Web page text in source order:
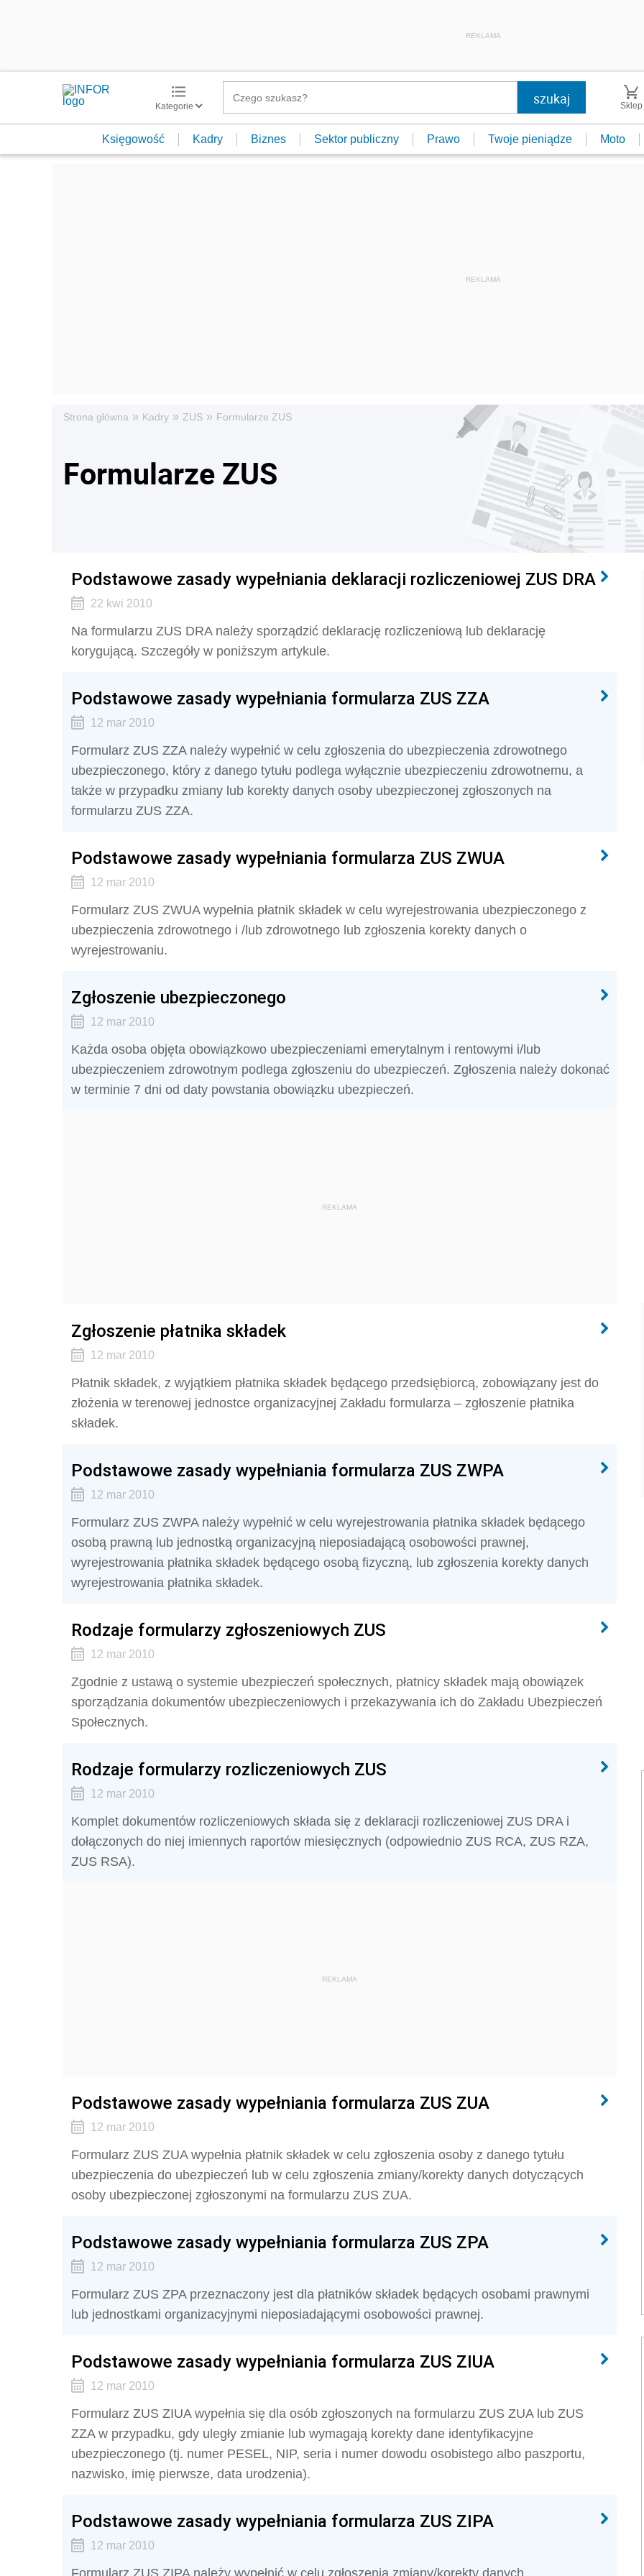
REKLAMA
Kategorie Sklep
Księgowość Kadry Biznes Sektor publiczny Prawo Twoje pieniądze Moto
Strona główna » Kadry » ZUS » Formularze ZUS
Formularze ZUS
Podstawowe zasady wypełniania deklaracji rozliczeniowej ZUS DRA
22 kwi 2010
Na formularzu ZUS DRA należy sporządzić deklarację rozliczeniową lub deklarację
korygującą. Szczegóły w poniższym artykule.
Podstawowe zasady wypełniania formularza ZUS ZZA
12 mar 2010
Formularz ZUS ZZA należy wypełnić w celu zgłoszenia do ubezpieczenia zdrowotnego
ubezpieczonego, który z danego tytułu podlega wyłącznie ubezpieczeniu zdrowotnemu, a
także w przypadku zmiany lub korekty danych osoby ubezpieczonej zgłoszonych na
formularzu ZUS ZZA.
Podstawowe zasady wypełniania formularza ZUS ZWUA
12 mar 2010
Formularz ZUS ZWUA wypełnia płatnik składek w celu wyrejestrowania ubezpieczonego z
ubezpieczenia zdrowotnego i /lub zdrowotnego lub zgłoszenia korekty danych o
wyrejestrowaniu.
Zgłoszenie ubezpieczonego
12 mar 2010
Każda osoba objęta obowiązkowo ubezpieczeniami emerytalnym i rentowymi i/lub
ubezpieczeniem zdrowotnym podlega zgłoszeniu do ubezpieczeń. Zgłoszenia należy dokonać
w terminie 7 dni od daty powstania obowiązku ubezpieczeń.
REKLAMA
Zgłoszenie płatnika składek
12 mar 2010
Płatnik składek, z wyjątkiem płatnika składek będącego przedsiębiorcą, zobowiązany jest do
złożenia w terenowej jednostce organizacyjnej Zakładu formularza – zgłoszenie płatnika
składek.
Podstawowe zasady wypełniania formularza ZUS ZWPA
12 mar 2010
Formularz ZUS ZWPA należy wypełnić w celu wyrejestrowania płatnika składek będącego
osobą prawną lub jednostką organizacyjną nieposiadającą osobowości prawnej,
wyrejestrowania płatnika składek będącego osobą fizyczną, lub zgłoszenia korekty danych
wyrejestrowania płatnika składek.
Rodzaje formularzy zgłoszeniowych ZUS
12 mar 2010
Zgodnie z ustawą o systemie ubezpieczeń społecznych, płatnicy składek mają obowiązek
sporządzania dokumentów ubezpieczeniowych i przekazywania ich do Zakładu Ubezpieczeń
Społecznych.
Rodzaje formularzy rozliczeniowych ZUS
12 mar 2010
Komplet dokumentów rozliczeniowych składa się z deklaracji rozliczeniowej ZUS DRA i
dołączonych do niej imiennych raportów miesięcznych (odpowiednio ZUS RCA, ZUS RZA,
ZUS RSA).
REKLAMA
Podstawowe zasady wypełniania formularza ZUS ZUA
12 mar 2010
Formularz ZUS ZUA wypełnia płatnik składek w celu zgłoszenia osoby z danego tytułu
ubezpieczenia do ubezpieczeń lub w celu zgłoszenia zmiany/korekty danych dotyczących
osoby ubezpieczonej zgłoszonymi na formularzu ZUS ZUA.
Podstawowe zasady wypełniania formularza ZUS ZPA
12 mar 2010
Formularz ZUS ZPA przeznaczony jest dla płatników składek będących osobami prawnymi
lub jednostkami organizacyjnymi nieposiadającymi osobowości prawnej.
Podstawowe zasady wypełniania formularza ZUS ZIUA
12 mar 2010
Formularz ZUS ZIUA wypełnia się dla osób zgłoszonych na formularzu ZUS ZUA lub ZUS
ZZA w przypadku, gdy uległy zmianie lub wymagają korekty dane identyfikacyjne
ubezpieczonego (tj. numer PESEL, NIP, seria i numer dowodu osobistego albo paszportu,
nazwisko, imię pierwsze, data urodzenia).
Podstawowe zasady wypełniania formularza ZUS ZIPA
12 mar 2010
Formularz ZUS ZIPA należy wypełnić w celu zgłoszenia zmiany/korekty danych